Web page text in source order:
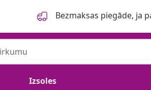
Bezmaksas piegāde, ja
Izsoles